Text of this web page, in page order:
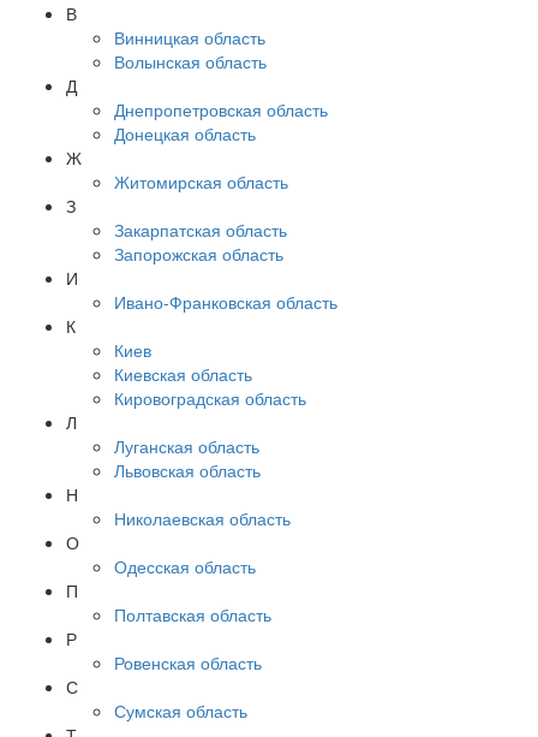
В
Винницкая область
Волынская область
Д
Днепропетровская область
Донецкая область
Ж
Житомирская область
З
Закарпатская область
Запорожская область
И
Ивано-Франковская область
К
Киев
Киевская область
Кировоградская область
Л
Луганская область
Львовская область
Н
Николаевская область
О
Одесская область
П
Полтавская область
Р
Ровенская область
С
Сумская область